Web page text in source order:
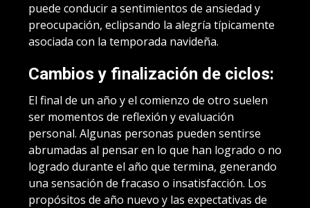
puede conducir a sentimientos de ansiedad y
preocupación, eclipsando la alegría típicamente
asociada con la temporada navideña.
Cambios y finalización de ciclos:
El final de un año y el comienzo de otro suelen
ser momentos de reflexión y evaluación
personal. Algunas personas pueden sentirse
abrumadas al pensar en lo que han logrado o no
logrado durante el año que termina, generando
una sensación de fracaso o insatisfacción. Los
propósitos de año nuevo y las expectativas de